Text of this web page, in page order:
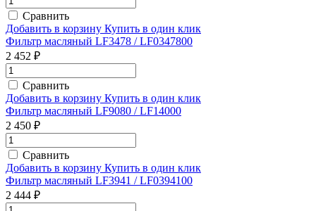
Сравнить
Добавить в корзину Купить в один клик
Фильтр масляный LF3478 / LF0347800
2 452 ₽
Сравнить
Добавить в корзину Купить в один клик
Фильтр масляный LF9080 / LF14000
2 450 ₽
Сравнить
Добавить в корзину Купить в один клик
Фильтр масляный LF3941 / LF0394100
2 444 ₽